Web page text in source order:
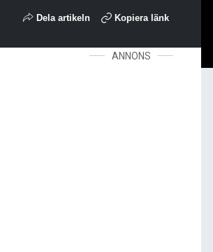
Dela artikeln Kopiera länk
ANNONS